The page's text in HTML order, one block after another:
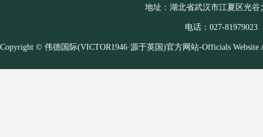
地址：湖北省武汉市江夏区光谷
电话：027-81979023
Copyright © 伟德国际(VICTOR1946·源于英国)官方网站-Officials